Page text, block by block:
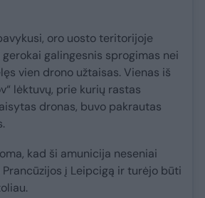
oro uosto teritorijoje
galingesnis sprogimas nei
vien drono užtaisas. Vienas iš
lėktuvų, prie kurių rastas
dronas, buvo pakrautas
kad ši amunicija neseniai
į Leipcigą ir turėjo būti